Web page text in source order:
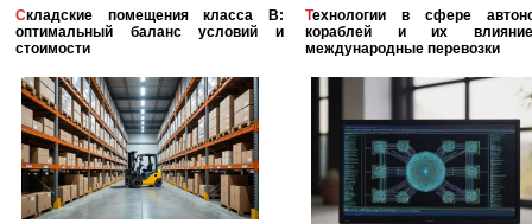
Складские помещения класса B:
оптимальный баланс условий и
стоимости
Технологии в сфере автономных
кораблей и их
международные перевозки